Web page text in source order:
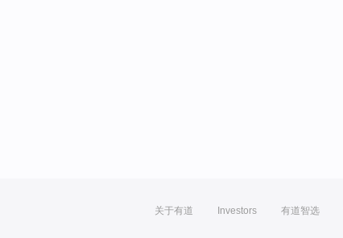
关于有道 Investors 有道智选